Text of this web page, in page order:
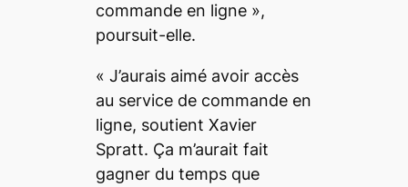
commande en ligne»,
poursuit-elle.
« J’aurais aimé avoir accès
au service de commande en
ligne, soutient Xavier
Spratt. Ça m’aurait fait
gagner du temps que